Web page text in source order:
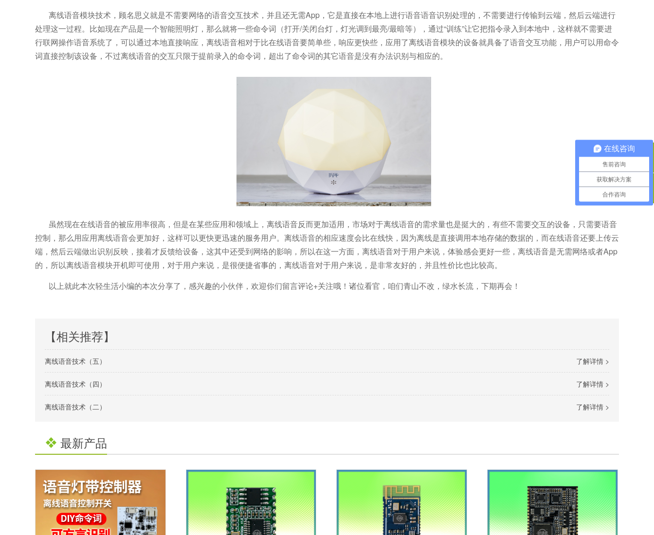
离线语音模块技术，顾名思义就是不需要网络的语音交互技术，并且还无需App ，它是直接在本地上进行语音语音识别处理的，不需要进行传输到云端，然后云端进行
处理这一过程。比如现在产品是一个智能照明灯，那么就将一些命令词（打开/关闭台灯，灯光调到最亮/最暗等），通过“训练”让它把指令录入到本地中，这样就不需要进
行联网操作语音系统了，可以通过本地直接响应，离线语音相对于比在线语音要简单些，响应更快些，应用了离线语音模块的设备就具备了语音交互功能，用户可以用命令
词直接控制该设备，不过离线语音的交互只限于提前录入的命令词，超出了命令词的其它语音是没有办法识别与相应的。
虽然现在在线语音的被应用率很高，但是在某些应用和领域上，离线语音反而更加适用，市场对于离线语音的需求量也是挺大的，有些不需要交互的设备，只需要语音
控制，那么用应用离线语音会更加好，这样可以更快更迅速的服务用户。离线语音的相应速度会比在线快，因为离线是直接调用本地存储的数据的，而在线语音还要上传云
端，然后云端做出识别反映，接着才反馈给设备，这其中还受到网络的影响，所以在这一方面，离线语音对于用户来说，体验感会更好一些，离线语音是无需网络或者App
的，所以离线语音模块开机即可使用，对于用户来说，是很便捷省事的，离线语音对于用户来说，是非常友好的，并且性价比也比较高。
以上就此本次轻生活小编的本次分享了，感兴趣的小伙伴，欢迎你们留言评论+关注哦！诸位看官，咱们青山不改，绿水长流，下期再会！
【相关推荐】
了解详情 >
离线语音技术（五）
了解详情 >
离线语音技术（四）
了解详情 >
离线语音技术（二）
最新产品
在线咨询
售前咨询
获取解决方案
合作咨询